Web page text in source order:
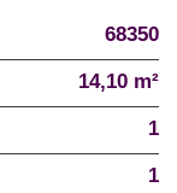
68350
14,10 m²
1
1